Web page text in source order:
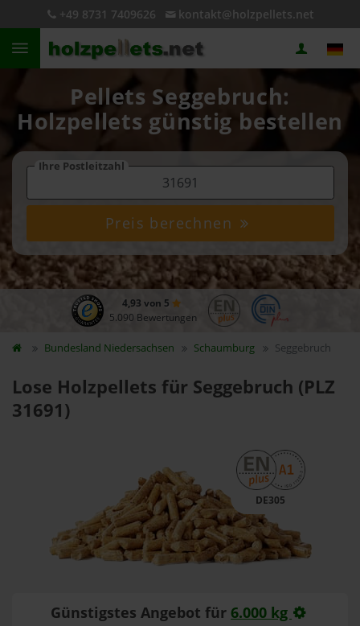
+49 8731 7409626 kontakt@holzpellets.net
Pellets Seggebruch:
Holzpellets günstig bestellen
Ihre Postleitzahl
Preis berechnen
4,93 von 5
5.090 Bewertungen
Bundesland Niedersachsen Schaumburg Seggebruch
Lose Holzpellets für Seggebruch (PLZ
31691)
DE305
Günstigstes Angebot für 6.000 kg